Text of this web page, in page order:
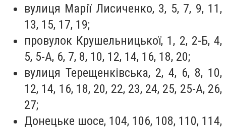
вулиця Марії Лисиченко, 3, 5, 7, 9, 11,
13, 15, 17, 19;
провулок Крушельницької, 1, 2, 2-Б, 4,
5, 5-А, 6, 7, 8, 10, 12, 14, 16, 18, 20;
вулиця Терещенківська, 2, 4, 6, 8, 10,
12, 14, 16, 18, 20, 22, 23, 24, 25, 25-А, 26,
27;
Донецьке шосе, 104, 106, 108, 110, 114,